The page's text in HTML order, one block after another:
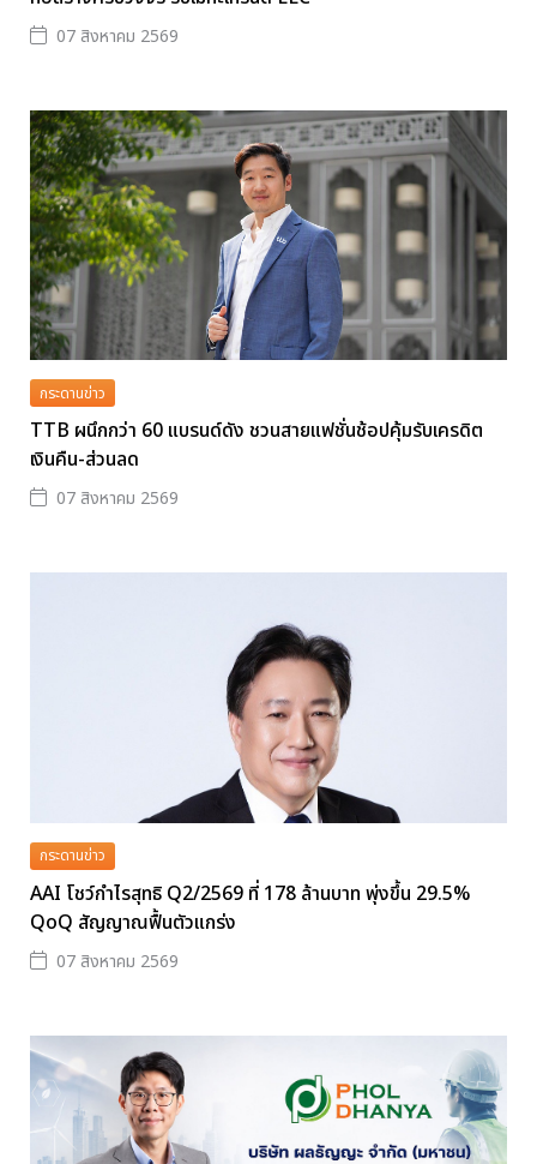
07 สิงหาคม 2569
กระดานข่าว
TTB ผนึกกว่า 60 แบรนด์ดัง ชวนสายแฟชั่นช้อปคุ้มรับเครดิต
เงินคืน-ส่วนลด
07 สิงหาคม 2569
กระดานข่าว
AAI โชว์กำไรสุทธิ Q2/2569 ที่ 178 ล้านบาท พุ่งขึ้น 29.5%
QoQ สัญญาณฟื้นตัวแกร่ง
07 สิงหาคม 2569